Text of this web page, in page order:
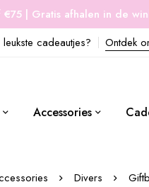
| Gratis afhalen in de
cadeautjes? Ontdek
Accessories
Divers